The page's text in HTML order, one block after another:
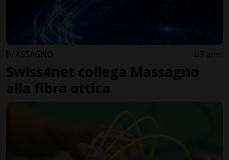
MASSAGNO 3 anni
Swiss4net collega Massagno
alla fibra ottica